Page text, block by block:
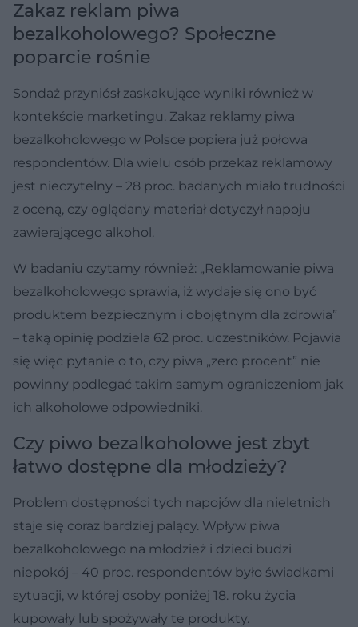
Zakaz reklam piwa
bezalkoholowego? Społeczne
poparcie rośnie
Sondaż przyniósł zaskakujące wyniki również w
kontekście marketingu. Zakaz reklamy piwa
bezalkoholowego w Polsce popiera już połowa
respondentów. Dla wielu osób przekaz reklamowy
jest nieczytelny – 28 proc. badanych miało trudności
z oceną, czy oglądany materiał dotyczył napoju
zawierającego alkohol.
W badaniu czytamy również: „Reklamowanie piwa
bezalkoholowego sprawia, iż wydaje się ono być
produktem bezpiecznym i obojętnym dla zdrowia”
– taką opinię podziela 62 proc. uczestników. Pojawia
się więc pytanie o to, czy piwa „zero procent” nie
powinny podlegać takim samym ograniczeniom jak
ich alkoholowe odpowiedniki.
Czy piwo bezalkoholowe jest zbyt
łatwo dostępne dla młodzieży?
Problem dostępności tych napojów dla nieletnich
staje się coraz bardziej palący. Wpływ piwa
bezalkoholowego na młodzież i dzieci budzi
niepokój – 40 proc. respondentów było świadkami
sytuacji, w której osoby poniżej 18. roku życia
kupowały lub spożywały te produkty.